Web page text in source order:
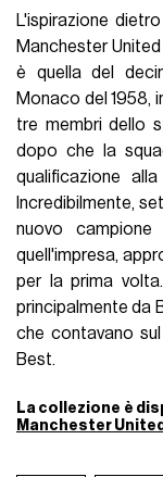
L'ispirazione
Manchester
è quella del
Monaco del 1958,
tre membri dello
dopo che la
qualificazione
Incredibilmente,
nuovo
quell'impresa,
per la prima
principalmente da
che contavano
Best.
La collezione è
Manchester United